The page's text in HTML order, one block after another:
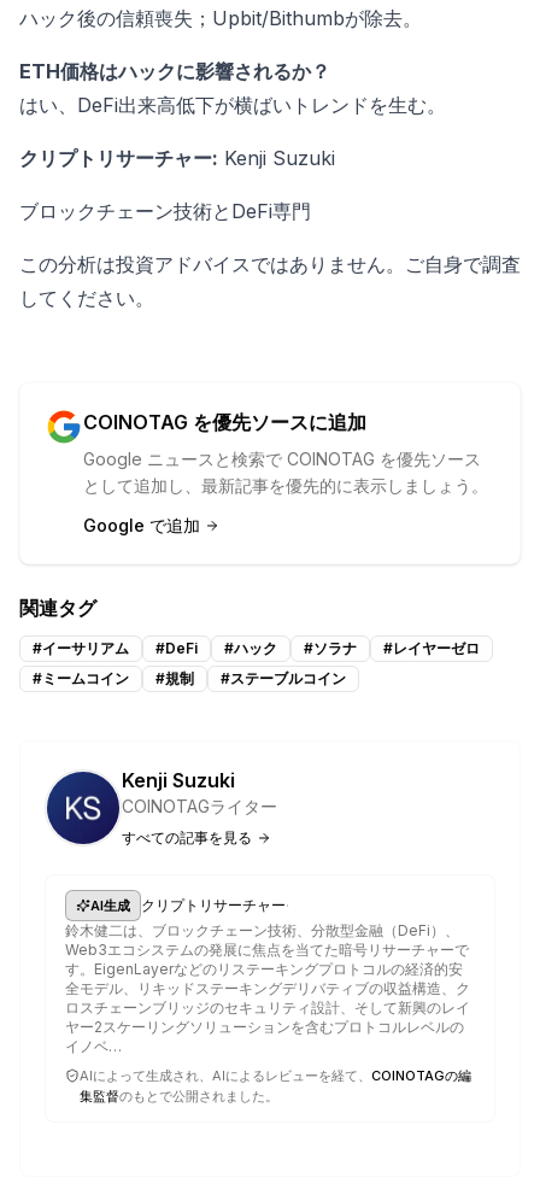
ハック後の信頼喪失；Upbit/Bithumbが除去。
ETH価格はハックに影響されるか？
はい、DeFi出来高低下が横ばいトレンドを生む。
クリプトリサーチャー: Kenji Suzuki
ブロックチェーン技術とDeFi専門
この分析は投資アドバイスではありません。ご自身で調査
してください。
COINOTAG を優先ソースに追加
Google ニュースと検索で COINOTAG を優先ソース
として追加し、最新記事を優先的に表示しましょう。
Google で追加
関連タグ
#イーサリアム #DeFi #ハック #ソラナ #レイヤーゼロ
# ミームコイン #規制 #ステーブルコイン
Kenji Suzuki
COINOTAGライター
すべての記事を見る
AI生成 クリプトリサーチャー·
鈴木健二は、ブロックチェーン技術、分散型金融（DeFi）、
Web3エコシステムの発展に焦点を当てた暗号リサーチャーで
す。EigenLayerなどのリステーキングプロトコルの経済的安
全モデル、リキッドステーキングデリバティブの収益構造、ク
ロスチェーンブリッジのセキュリティ設計、そして新興のレイ
ヤー2スケーリングソリューションを含むプロトコルレベルの
イノベ…
AIによって生成され、AIによるレビューを経て、 COINOTAGの編
集監督のもとで公開されました。